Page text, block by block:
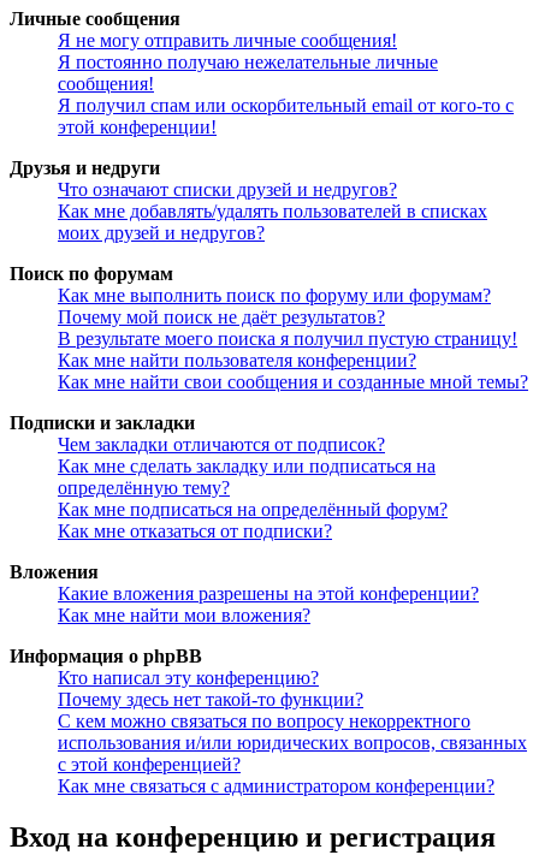
Личные сообщения
Я не могу отправить личные сообщения!
Я постоянно получаю нежелательные личные
сообщения!
Я получил спам или оскорбительный email от кого-то с
этой конференции!
Друзья и недруги
Что означают списки друзей и недругов?
Как мне добавлять/удалять пользователей в списках
моих друзей и недругов?
Поиск по форумам
Как мне выполнить поиск по форуму или форумам?
Почему мой поиск не даёт результатов?
В результате моего поиска я получил пустую страницу!
Как мне найти пользователя конференции?
Как мне найти свои сообщения и созданные мной темы?
Подписки и закладки
Чем закладки отличаются от подписок?
Как мне сделать закладку или подписаться на
определённую тему?
Как мне подписаться на определённый форум?
Как мне отказаться от подписки?
Вложения
Какие вложения разрешены на этой конференции?
Как мне найти мои вложения?
Информация о phpBB
Кто написал эту конференцию?
Почему здесь нет такой-то функции?
С кем можно связаться по вопросу некорректного
использования и/или юридических вопросов, связанных
с этой конференцией?
Как мне связаться с администратором конференции?
Вход на конференцию и регистрация